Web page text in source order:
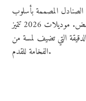
الصنادل المصممة بأسلوب
عصري، سواء كانت مسطحة أو بكعب منخفض. موديلات 2026 تتميز
الدقيقة التي تضيف لمسة من
الفخامة للقدم.